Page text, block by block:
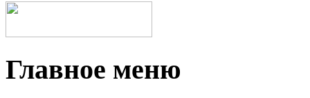
Главное меню